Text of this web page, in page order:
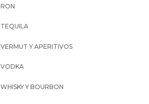
RON
TEQUILA
VERMUT Y APERITIVOS
VODKA
WHISKY Y BOURBON